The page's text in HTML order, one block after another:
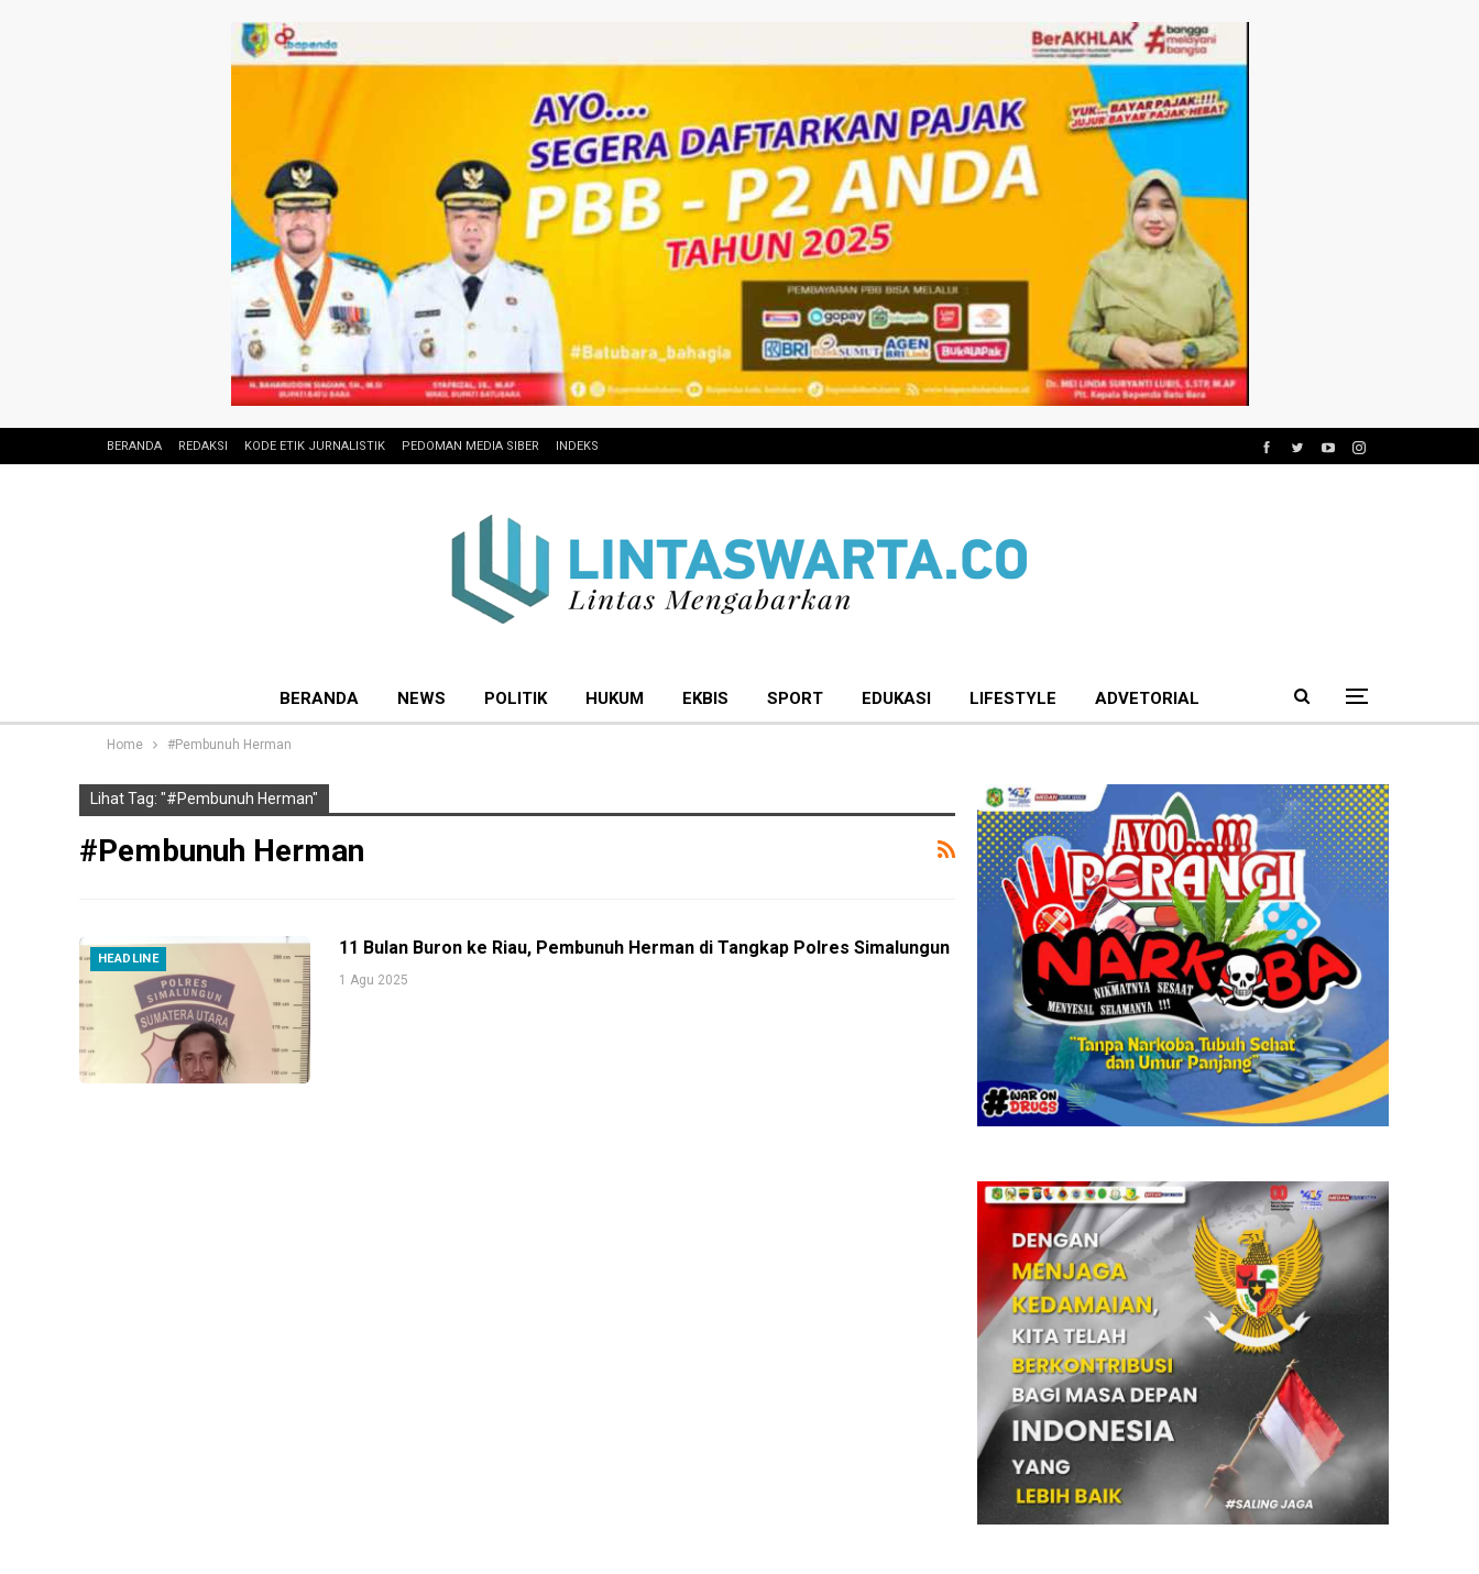
BERANDA REDAKSI KODE ETIK JURNALISTIK PEDOMAN MEDIA SIBER INDEKS
BERANDA NEWS POLITIK HUKUM EKBIS SPORT EDUKASI LIFESTYLE ADVETORIAL
Home #Pembunuh Herman
Lihat Tag: "#Pembunuh Herman"
#Pembunuh Herman
HEADLINE
11 Bulan Buron ke Riau, Pembunuh Herman di Tangkap Polres Simalungun
1 Agu 2025